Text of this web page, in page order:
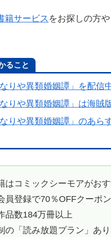
籍サービス をお探しの方や
ること
りや異類婚姻譚」を配信
りや異類婚姻譚」は海賊
りや異類婚姻譚」のあら
はコミックシーモアがおす
員登録で70％OFFクーポ
品数184万冊以上
の「読み放題プラン」あり